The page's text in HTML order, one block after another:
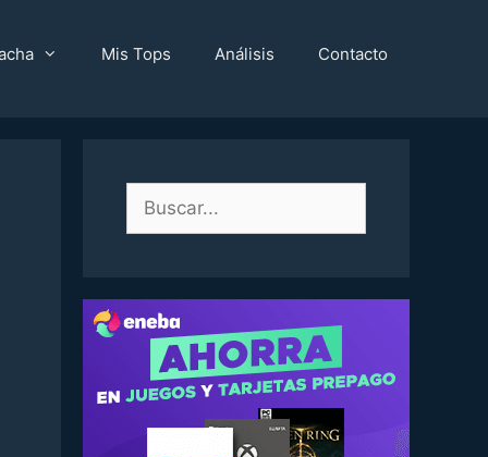
Mis Tops Análisis Contacto
Buscar: